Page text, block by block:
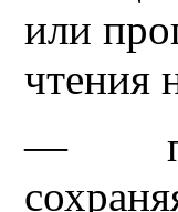
или
чтения
—